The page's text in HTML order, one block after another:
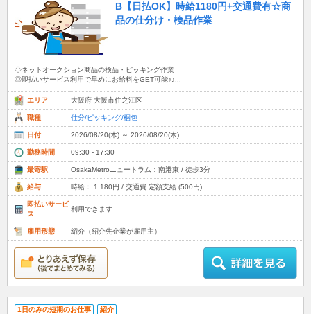
B【日払OK】時給1180円+交通費有☆商
品の仕分け・検品作業
◇ネットオークション商品の検品・ピッキング作業
◎即払いサービス利用で早めにお給料をGET可能♪♪...
エリア 大阪府 大阪市住之江区
職種 仕分/ピッキング/梱包
日付 2026/08/20(木) ～ 2026/08/20(木)
勤務時間 09:30 - 17:30
最寄駅 OsakaMetroニュートラム：南港東 / 徒歩3分
給与 時給： 1,180円 / 交通費 定額支給 (500円)
即払いサービ
ス
利用できます
雇用形態 紹介（紹介先企業が雇用主）
1日のみの短期のお仕事 紹介